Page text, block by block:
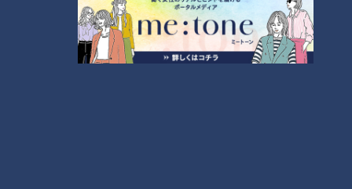
「サンデードラゴンズ」より根尾昂投手(C)CBCテレビ
根尾投手は初先発のマウンドに立った。センター方向へ大きく
両手を広げる、おなじみのルーティン。そして広島東洋カープ